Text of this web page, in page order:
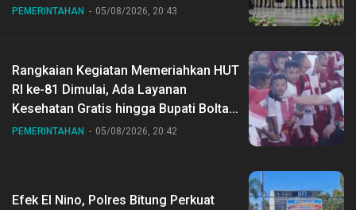
Gubernur Sulut
PEMERINTAHAN 05/08/2026, 20:43
Rangkaian Kegiatan Memeriahkan HUT
RI ke-81 Dimulai, Ada Layanan
Kesehatan Gratis hingga Bupati Boltara
Dr Sirajudin Lasena Ikut Jalan Sehat
PEMERINTAHAN 05/08/2026, 20:42
Efek El Nino, Polres Bitung Perkuat